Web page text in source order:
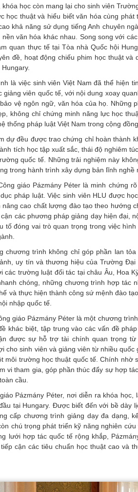
học còn mang lại cho sinh viên
học thuật và hiểu biết văn hóa cùng phát
khả năng sử dụng tiếng Anh chuyên
văn hóa khác nhau. Song song với
quan thực tế tại Tòa nhà Quốc hội
đề, hoạt động chiếu phim học thuật và
là việc sinh viên Việt Nam đã thể hiện
viên quốc tế, với nội dung xoay
vệ ngôn ngữ, văn hóa của họ. Những
không chỉ chứng minh năng lực học
thống pháp luật Việt Nam trong cộng
dự đều được trao chứng chỉ hoàn thành
tích học tập xuất sắc, thái độ nghiêm
quốc tế. Những trải nghiệm này
trong hành trình xây dựng bản lĩnh nghề
giáo Pázmány Péter là minh chứng
pháp luật. Việc sinh viên HLU được
cao chất lượng đào tạo theo hướng
các phương pháp giảng dạy hiện đại,
tố đóng vai trò quan trọng trong việc
chương trình không chỉ góp phần lan
uy tín và thương hiệu của Trường
các trường luật đối tác tại châu Âu, Hoa
chóng, những chương trình hợp tác
và thực hiện thành công sứ mệnh đào
nhập quốc tế.
giáo Pázmány Péter là một chương
khác biệt, tập trung vào các vấn đề
được sự hỗ trợ tài chính quan trọng từ
cho sinh viên và giảng viên từ nhiều quốc
môi trường học thuật quốc tế. Chính nhờ
vi tham gia, góp phần thúc đẩy sự hợp
cầu.
Pázmány Péter, nơi diễn ra khóa học,
tại Hungary. Được biết đến với bề dày
cấp chương trình giảng dạy đa dạng,
chú trọng phát triển kỹ năng nghiên
lưới hợp tác quốc tế rộng khắp,
cận các tiêu chuẩn học thuật cao và